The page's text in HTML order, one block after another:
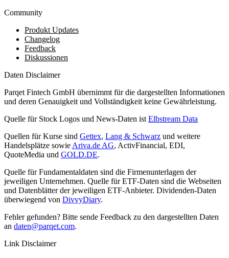
Community
Produkt Updates
Changelog
Feedback
Diskussionen
Daten Disclaimer
Parqet Fintech GmbH übernimmt für die dargestellten Informationen
und deren Genauigkeit und Vollständigkeit keine Gewährleistung.
Quelle für Stock Logos und News-Daten ist Elbstream Data
Quellen für Kurse sind Gettex, Lang & Schwarz und weitere
Handelsplätze sowie Ariva.de AG, ActivFinancial, EDI,
QuoteMedia und GOLD.DE.
Quelle für Fundamentaldaten sind die Firmenunterlagen der
jeweiligen Unternehmen. Quelle für ETF-Daten sind die Webseiten
und Datenblätter der jeweiligen ETF-Anbieter. Dividenden-Daten
überwiegend von DivvyDiary.
Fehler gefunden? Bitte sende Feedback zu den dargestellten Daten
an daten@parqet.com.
Link Disclaimer